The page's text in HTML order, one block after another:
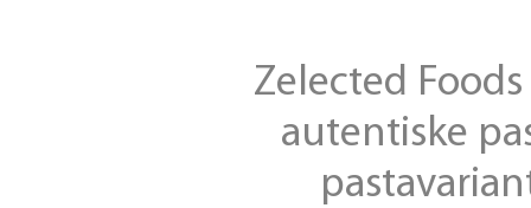
Zelected
auten­tiske